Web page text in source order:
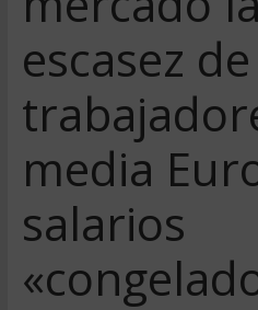
escasez de
media
salarios